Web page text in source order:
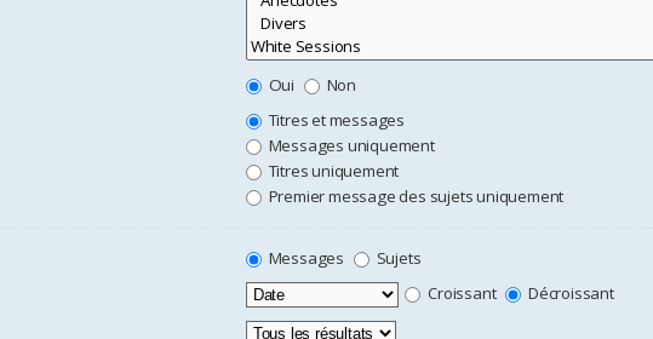
Oui
Non
Titres et messages
Messages uniquement
Titres uniquement
Premier message des sujets uniquement
Messages
Sujets
Croissant
Décroissant